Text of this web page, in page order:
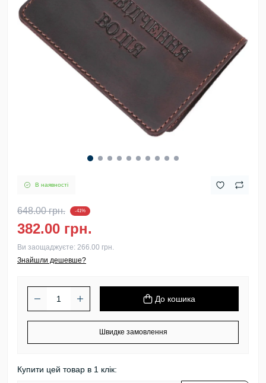
В наявності
648.00 грн. -41%
382.00 грн.
Ви заощаджуєте: 266.00 грн.
Знайшли дешевше?
До кошика
Швидке замовлення
Купити цей товар в 1 клік: